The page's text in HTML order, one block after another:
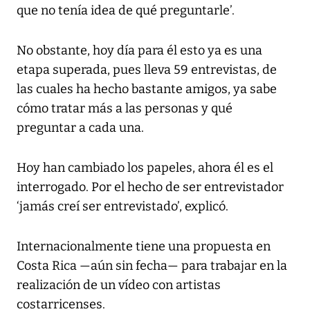
que no tenía idea de qué preguntarle’.
No obstante, hoy día para él esto ya es una
etapa superada, pues lleva 59 entrevistas, de
las cuales ha hecho bastante amigos, ya sabe
cómo tratar más a las personas y qué
preguntar a cada una.
Hoy han cambiado los papeles, ahora él es el
interrogado. Por el hecho de ser entrevistador
‘jamás creí ser entrevistado’, explicó.
Internacionalmente tiene una propuesta en
Costa Rica —aún sin fecha— para trabajar en la
realización de un vídeo con artistas
costarricenses.